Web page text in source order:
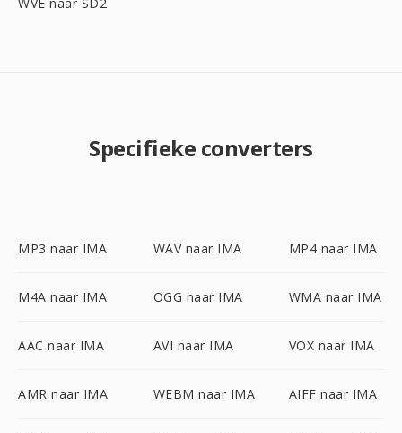
Specifieke converters
MP3 naar IMA WAV naar IMA MP4 naar IMA
M4A naar IMA OGG naar IMA WMA naar IMA
AAC naar IMA AVI naar IMA VOX naar IMA
AMR naar IMA WEBM naar IMA AIFF naar IMA